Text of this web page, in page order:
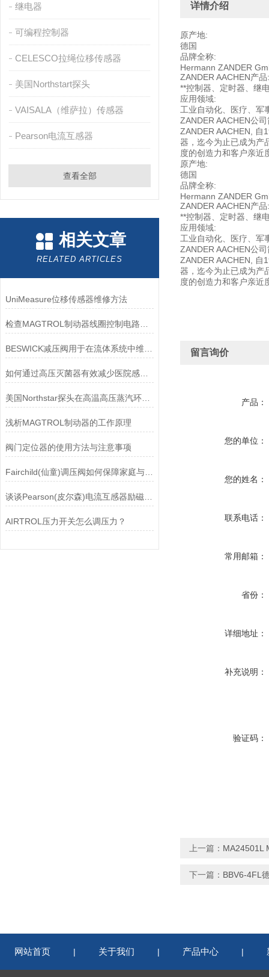
继电器
可编程控制器
CELESCO拉绳位移传感器
美国Northstart探头
VAISALA（维萨拉）传感器
Pearson电流互感器
查看全部
相关文章
RELATED ARTICLES
UniMeasure位移传感器维修方法
如何通过高压灭菌器有效减少医院感染风险？
美国Northstar探头在高温高压蒸汽环境下的液位测量可靠性
浅析MAGTROL制动器的工作原理
阀门定位器的使用方法与注意事项
Fairchild(仙童)调压阀如何保障家庭与工业安全？
谈谈Pearson(皮尔森)电流互感器励磁特性试验的目的
AIRTROL压力开关怎么调压力？
详情介绍
原产地:
德国
品牌全称:
Hermann ZANDER
ZANDER AACHEN产品:
**控制器、定时器、继
应用领域:
工业自动化、医疗、军
ZANDER AACHEN公
ZANDER AACHEN, 自
器，迄今为止已成为产
度的创造力和客户亲近
原产地:
德国
品牌全称:
Hermann ZANDER
ZANDER AACHEN产品:
**控制器、定时器、继
应用领域:
工业自动化、医疗、军
ZANDER AACHEN公
ZANDER AACHEN, 自
器，迄今为止已成为产
度的创造力和客户亲近
留言询价
产品：
您的单位：
您的姓名：
联系电话：
常用邮箱：
省份：
详细地址：
补充说明：
验证码：
上一篇： MA24501L
下一篇： BBV6-4FL
网站首页 | 关于我们 | 产品中心 |